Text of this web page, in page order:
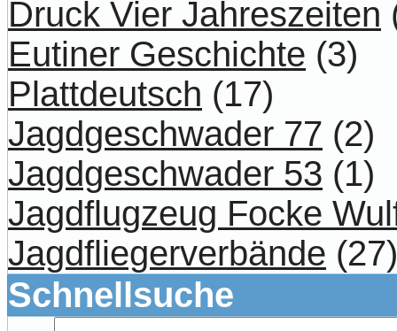
Druck Vier Jahreszeiten
Eutiner Geschichte (3)
Plattdeutsch (17)
Jagdgeschwader 77 (2)
Jagdgeschwader 53 (1)
Jagdflugzeug Focke
Jagdfliegerverbände (27)
Schnellsuche